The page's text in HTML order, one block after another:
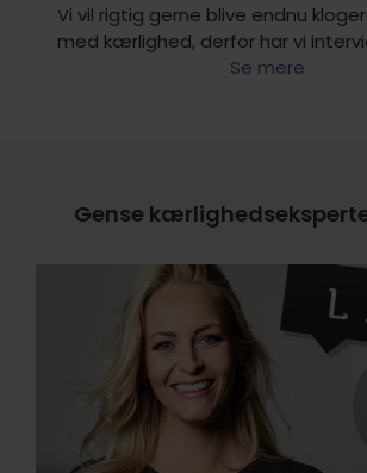
Vi vil rigtig gerne blive endnu
med kærlighed, derfor har vi
Se mere
Gense